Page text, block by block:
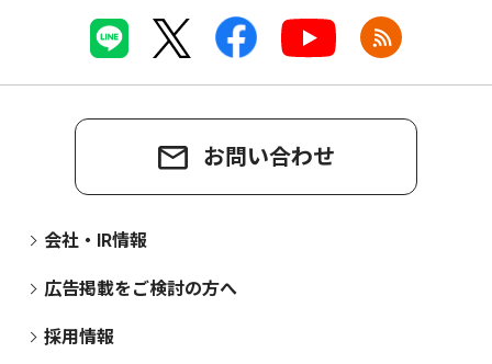
お問い合わせ
会社・IR情報
広告掲載をご検討の方へ
採用情報